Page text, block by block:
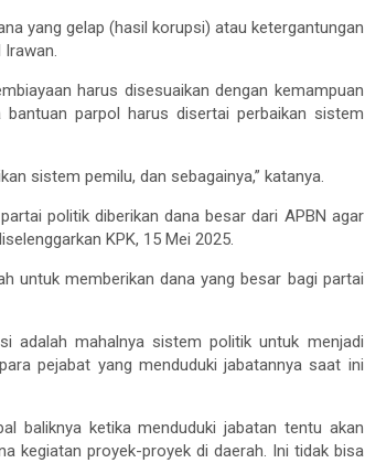
yang gelap (hasil korupsi) atau ketergantungan
Irawan.
harus disesuaikan dengan kemampuan
parpol harus disertai perbaikan sistem
sistem pemilu, dan sebagainya,” katanya.
politik diberikan dana besar dari APBN agar
KPK, 15 Mei 2025.
untuk memberikan dana yang besar bagi partai
adalah mahalnya sistem politik untuk menjadi
pejabat yang menduduki jabatannya saat ini
baliknya ketika menduduki jabatan tentu akan
kegiatan proyek-proyek di daerah. Ini tidak bisa